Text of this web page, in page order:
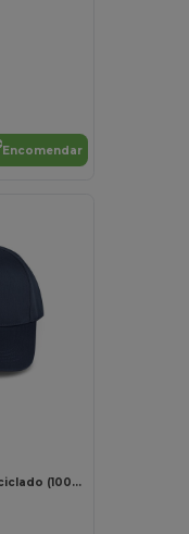
Encomendar
Boné em poliéster reciclado (100% rPET)